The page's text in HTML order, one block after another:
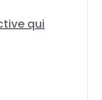
qui